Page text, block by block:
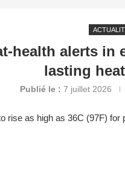
health alerts in
lasting
Publié le : 7 juillet 2026
rise as high as 36C (97F)